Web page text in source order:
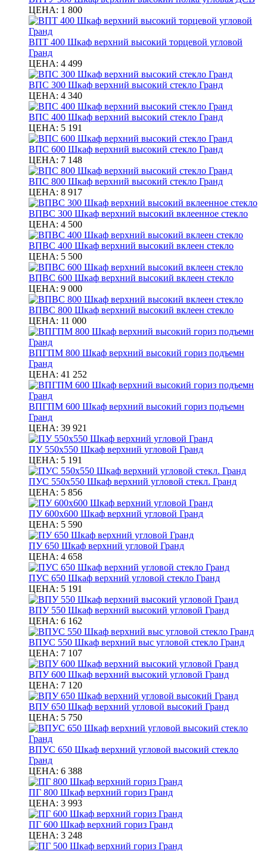
ЦЕНА: 1 800
ВПТ 400 Шкаф верхний высокий торцевой угловой
Гранд
ЦЕНА: 4 499
ВПС 300 Шкаф верхний высокий стекло Гранд
ЦЕНА: 4 340
ВПС 400 Шкаф верхний высокий стекло Гранд
ЦЕНА: 5 191
ВПС 600 Шкаф верхний высокий стекло Гранд
ЦЕНА: 7 148
ВПС 800 Шкаф верхний высокий стекло Гранд
ЦЕНА: 8 917
ВПВС 300 Шкаф верхний высокий вклеенное стекло
ЦЕНА: 4 500
ВПВС 400 Шкаф верхний высокий вклеен стекло
ЦЕНА: 5 500
ВПВС 600 Шкаф верхний высокий вклеен стекло
ЦЕНА: 9 000
ВПВС 800 Шкаф верхний высокий вклеен стекло
ЦЕНА: 11 000
ВПГПМ 800 Шкаф верхний высокий гориз подъемн
Гранд
ЦЕНА: 41 252
ВПГПМ 600 Шкаф верхний высокий гориз подъемн
Гранд
ЦЕНА: 39 921
ПУ 550х550 Шкаф верхний угловой Гранд
ЦЕНА: 5 191
ПУС 550х550 Шкаф верхний угловой стекл. Гранд
ЦЕНА: 5 856
ПУ 600х600 Шкаф верхний угловой Гранд
ЦЕНА: 5 590
ПУ 650 Шкаф верхний угловой Гранд
ЦЕНА: 4 658
ПУС 650 Шкаф верхний угловой стекло Гранд
ЦЕНА: 5 191
ВПУ 550 Шкаф верхний высокий угловой Гранд
ЦЕНА: 6 162
ВПУС 550 Шкаф верхний выс угловой стекло Гранд
ЦЕНА: 7 107
ВПУ 600 Шкаф верхний высокий угловой Гранд
ЦЕНА: 7 120
ВПУ 650 Шкаф верхний угловой высокий Гранд
ЦЕНА: 5 750
ВПУС 650 Шкаф верхний угловой высокий стекло
Гранд
ЦЕНА: 6 388
ПГ 800 Шкаф верхний гориз Гранд
ЦЕНА: 3 993
ПГ 600 Шкаф верхний гориз Гранд
ЦЕНА: 3 248